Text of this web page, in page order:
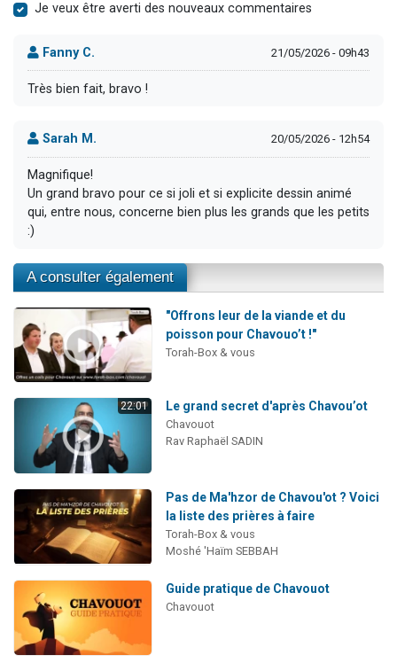
Je veux être averti des nouveaux commentaires
Fanny C. 21/05/2026 - 09h43
Très bien fait, bravo !
Sarah M. 20/05/2026 - 12h54
Magnifique!
Un grand bravo pour ce si joli et si explicite dessin animé
qui, entre nous, concerne bien plus les grands que les petits
:)
A consulter également
"Offrons leur de la viande et du
poisson pour Chavouo’t !"
Torah-Box & vous
22:01 Le grand secret d'après Chavou’ot
Chavouot
Rav Raphaël SADIN
Pas de Ma'hzor de Chavou'ot ? Voici
la liste des prières à faire
Torah-Box & vous
Moshé 'Haïm SEBBAH
Guide pratique de Chavouot
Chavouot